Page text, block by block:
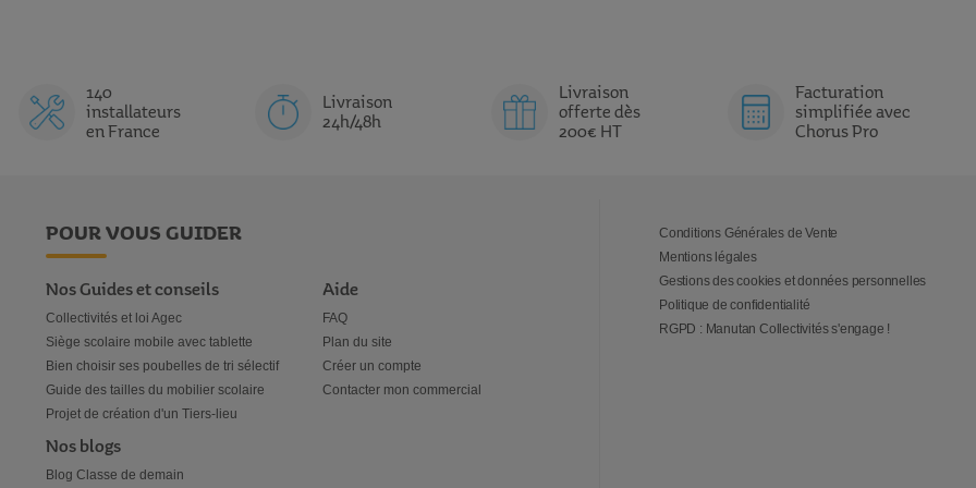
140
installateurs
en France
Livraison
24h/48h
Livraison
offerte dès
200€ HT
Facturation
simplifiée avec
Chorus Pro
POUR VOUS GUIDER
Nos Guides et conseils
Collectivités et loi Agec
Siège scolaire mobile avec tablette
Bien choisir ses poubelles de tri sélectif
Guide des tailles du mobilier scolaire
Projet de création d'un Tiers-lieu
Nos blogs
Blog Classe de demain
Aide
FAQ
Plan du site
Créer un compte
Contacter mon commercial
Conditions Générales de Vente
Mentions légales
Gestions des cookies et données personnelles
Politique de confidentialité
RGPD : Manutan Collectivités s'engage !